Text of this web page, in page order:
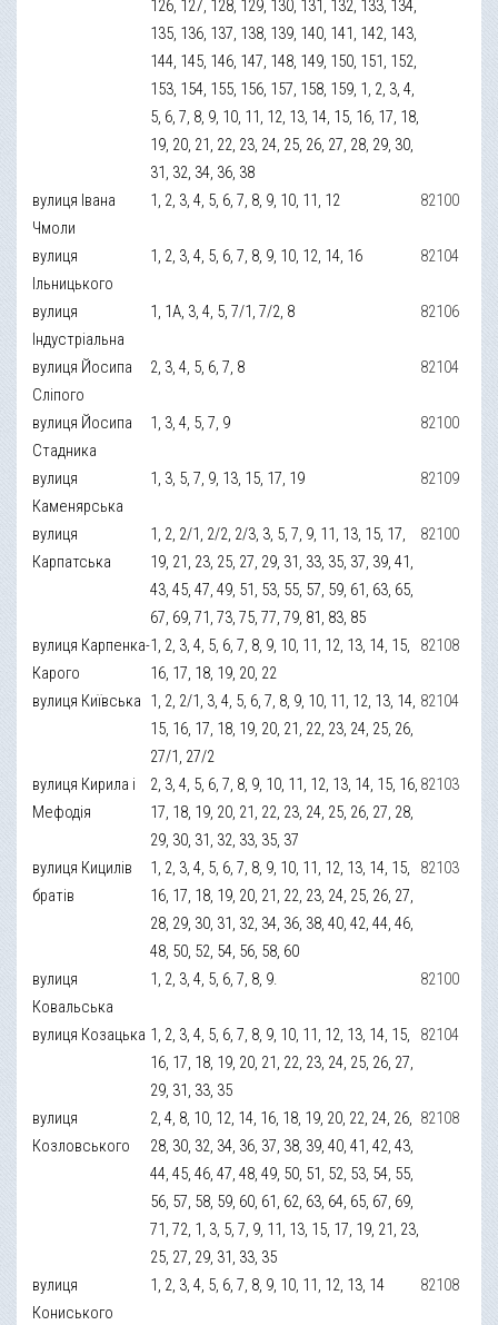
126, 127, 128, 129, 130, 131, 132, 133, 134,
135, 136, 137, 138, 139, 140, 141, 142, 143,
144, 145, 146, 147, 148, 149, 150, 151, 152,
153, 154, 155, 156, 157, 158, 159, 1, 2, 3, 4,
5, 6, 7, 8, 9, 10, 11, 12, 13, 14, 15, 16, 17, 18,
19, 20, 21, 22, 23, 24, 25, 26, 27, 28, 29, 30,
31, 32, 34, 36, 38
вулиця Івана
Чмоли
1, 2, 3, 4, 5, 6, 7, 8, 9, 10, 11, 12 82100
вулиця
Ільницького
1, 2, 3, 4, 5, 6, 7, 8, 9, 10, 12, 14, 16 82104
вулиця
Індустріальна
1, 1A, 3, 4, 5, 7/1, 7/2, 8 82106
вулиця Йосипа
Сліпого
2, 3, 4, 5, 6, 7, 8 82104
вулиця Йосипа
Стадника
1, 3, 4, 5, 7, 9 82100
вулиця
Каменярська
1, 3, 5, 7, 9, 13, 15, 17, 19 82109
вулиця
Карпатська
1, 2, 2/1, 2/2, 2/3, 3, 5, 7, 9, 11, 13, 15, 17,
19, 21, 23, 25, 27, 29, 31, 33, 35, 37, 39, 41,
43, 45, 47, 49, 51, 53, 55, 57, 59, 61, 63, 65,
67, 69, 71, 73, 75, 77, 79, 81, 83, 85
82100
вулиця Карпенка-
Карого
1, 2, 3, 4, 5, 6, 7, 8, 9, 10, 11, 12, 13, 14, 15,
16, 17, 18, 19, 20, 22
82108
вулиця Київська 1, 2, 2/1, 3, 4, 5, 6, 7, 8, 9, 10, 11, 12, 13, 14,
15, 16, 17, 18, 19, 20, 21, 22, 23, 24, 25, 26,
27/1, 27/2
82104
вулиця Кирила і
Мефодія
2, 3, 4, 5, 6, 7, 8, 9, 10, 11, 12, 13, 14, 15, 16,
17, 18, 19, 20, 21, 22, 23, 24, 25, 26, 27, 28,
29, 30, 31, 32, 33, 35, 37
82103
вулиця Кицилів
братів
1, 2, 3, 4, 5, 6, 7, 8, 9, 10, 11, 12, 13, 14, 15,
16, 17, 18, 19, 20, 21, 22, 23, 24, 25, 26, 27,
28, 29, 30, 31, 32, 34, 36, 38, 40, 42, 44, 46,
48, 50, 52, 54, 56, 58, 60
82103
вулиця
Ковальська
1, 2, 3, 4, 5, 6, 7, 8, 9. 82100
вулиця Козацька 1, 2, 3, 4, 5, 6, 7, 8, 9, 10, 11, 12, 13, 14, 15,
16, 17, 18, 19, 20, 21, 22, 23, 24, 25, 26, 27,
29, 31, 33, 35
82104
вулиця
Козловського
2, 4, 8, 10, 12, 14, 16, 18, 19, 20, 22, 24, 26,
28, 30, 32, 34, 36, 37, 38, 39, 40, 41, 42, 43,
44, 45, 46, 47, 48, 49, 50, 51, 52, 53, 54, 55,
56, 57, 58, 59, 60, 61, 62, 63, 64, 65, 67, 69,
71, 72, 1, 3, 5, 7, 9, 11, 13, 15, 17, 19, 21, 23,
25, 27, 29, 31, 33, 35
82108
вулиця
Кониського
1, 2, 3, 4, 5, 6, 7, 8, 9, 10, 11, 12, 13, 14 82108